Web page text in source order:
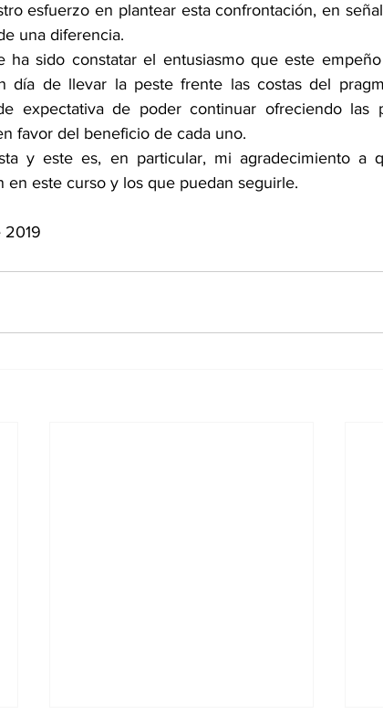
esfuerzo en plantear esta confrontación, en
una diferencia.
ha sido constatar el entusiasmo que este
día de llevar la peste frente las costas del
expectativa de poder continuar ofreciendo las
favor del beneficio de cada uno.
y este es, en particular, mi agradecimiento a
en este curso y los que puedan seguirle.
2019